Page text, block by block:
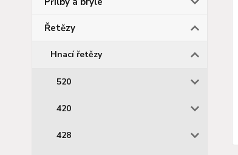
Řetězy
Hnací řetězy
520
420
428